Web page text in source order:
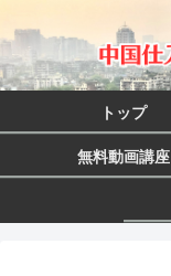
トップ
無料動画講座